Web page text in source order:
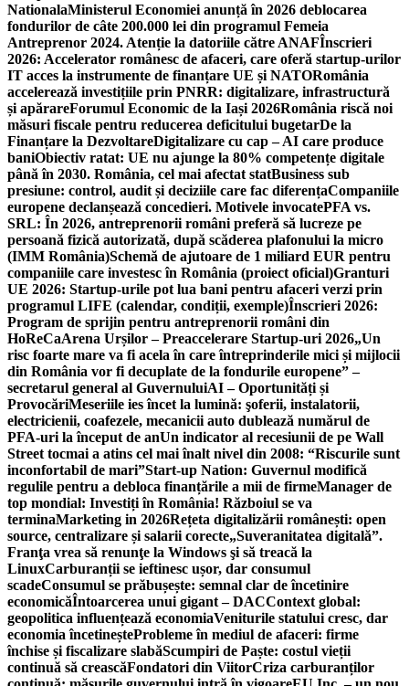
NationalaMinisterul Economiei anunță în 2026 deblocarea
fondurilor de câte 200.000 lei din programul Femeia
Antreprenor 2024. Atenție la datoriile către ANAFÎnscrieri
2026: Accelerator românesc de afaceri, care oferă startup-urilor
IT acces la instrumente de finanțare UE și NATORomânia
accelerează investițiile prin PNRR: digitalizare, infrastructură
și apărareForumul Economic de la Iași 2026România riscă noi
măsuri fiscale pentru reducerea deficitului bugetarDe la
Finanțare la DezvoltareDigitalizare cu cap – AI care produce
baniObiectiv ratat: UE nu ajunge la 80% competențe digitale
până în 2030. România, cel mai afectat statBusiness sub
presiune: control, audit și deciziile care fac diferențaCompaniile
europene declanșează concedieri. Motivele invocatePFA vs.
SRL: În 2026, antreprenorii români preferă să lucreze pe
persoană fizică autorizată, după scăderea plafonului la micro
(IMM România)Schemă de ajutoare de 1 miliard EUR pentru
companiile care investesc în România (proiect oficial)Granturi
UE 2026: Startup-urile pot lua bani pentru afaceri verzi prin
programul LIFE (calendar, condiții, exemple)Înscrieri 2026:
Program de sprijin pentru antreprenorii români din
HoReCaArena Urșilor – Preaccelerare Startup-uri 2026„Un
risc foarte mare va fi acela în care întreprinderile mici și mijlocii
din România vor fi decuplate de la fondurile europene” –
secretarul general al GuvernuluiAI – Oportunități și
ProvocăriMeseriile ies încet la lumină: şoferii, instalatorii,
electricienii, coafezele, mecanicii auto dublează numărul de
PFA-uri la început de anUn indicator al recesiunii de pe Wall
Street tocmai a atins cel mai înalt nivel din 2008: “Riscurile sunt
inconfortabil de mari”Start-up Nation: Guvernul modifică
regulile pentru a debloca finanțările a mii de firmeManager de
top mondial: Investiți în România! Războiul se va
terminaMarketing in 2026Rețeta digitalizării românești: open
source, centralizare și salarii corecte„Suveranitatea digitală”.
Franţa vrea să renunţe la Windows şi să treacă la
LinuxCarburanții se ieftinesc ușor, dar consumul
scadeConsumul se prăbușește: semnal clar de încetinire
economicăÎntoarcerea unui gigant – DACContext global:
geopolitica influențează economiaVeniturile statului cresc, dar
economia încetineșteProbleme în mediul de afaceri: firme
închise și fiscalizare slabăScumpiri de Paște: costul vieții
continuă să creascăFondatori din ViitorCriza carburanților